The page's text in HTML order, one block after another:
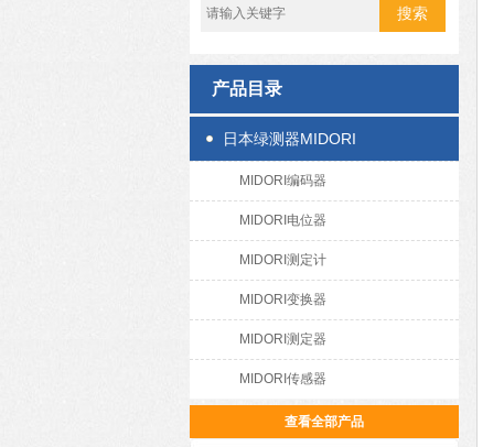
产品目录
日本绿测器MIDORI
MIDORI编码器
MIDORI电位器
MIDORI测定计
MIDORI变换器
MIDORI测定器
MIDORI传感器
查看全部产品